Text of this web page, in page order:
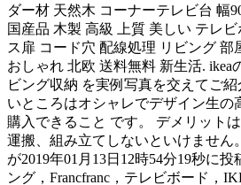
ダー材 天然木 コーナーテレビ台 幅
国産品 木製 高級 上質 美しい テレ
ス扉 コード穴 配線処理 リビング 部
おしゃれ 北欧 送料無料 新生活. ikea
ビング収納 を実例写真を交えてご紹
いところはオシャレでデザイン生の
購入できること です。 デメリット
運搬、組み立てしないといけません
が2019年01月13日12時54分19秒に
ング，Francfranc，テレビボード，